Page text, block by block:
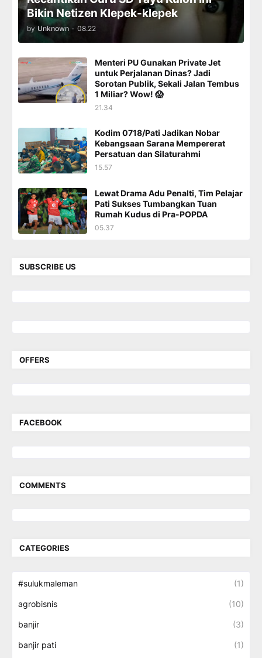
Bikin Netizen Klepek-klepek
by Unknown - 08.22
Menteri PU Gunakan Private Jet
untuk Perjalanan Dinas? Jadi
Sorotan Publik, Sekali Jalan Tembus
1 Miliar? Wow! 😱
21.34
Kodim 0718/Pati Jadikan Nobar
Kebangsaan Sarana Mempererat
Persatuan dan Silaturahmi
15.57
Lewat Drama Adu Penalti, Tim Pelajar
Pati Sukses Tumbangkan Tuan
Rumah Kudus di Pra-POPDA
05.37
SUBSCRIBE US
OFFERS
FACEBOOK
COMMENTS
CATEGORIES
#sulukmaleman (1)
agrobisnis (10)
banjir (3)
banjir pati (1)